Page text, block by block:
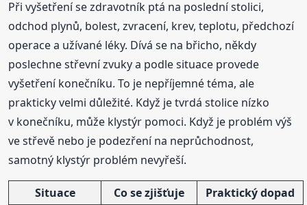
Při vyšetření se zdravotník ptá na poslední stolici,
odchod plynů, bolest, zvracení, krev, teplotu, předchozí
operace a užívané léky. Dívá se na břicho, někdy
poslechne střevní zvuky a podle situace provede
vyšetření konečníku. To je nepříjemné téma, ale
prakticky velmi důležité. Když je tvrdá stolice nízko
v konečníku, může klystýr pomoci. Když je problém výš
ve střevě nebo je podezření na neprůchodnost,
samotný klystýr problém nevyřeší.
Situace Co se zjišťuje Praktický dopad